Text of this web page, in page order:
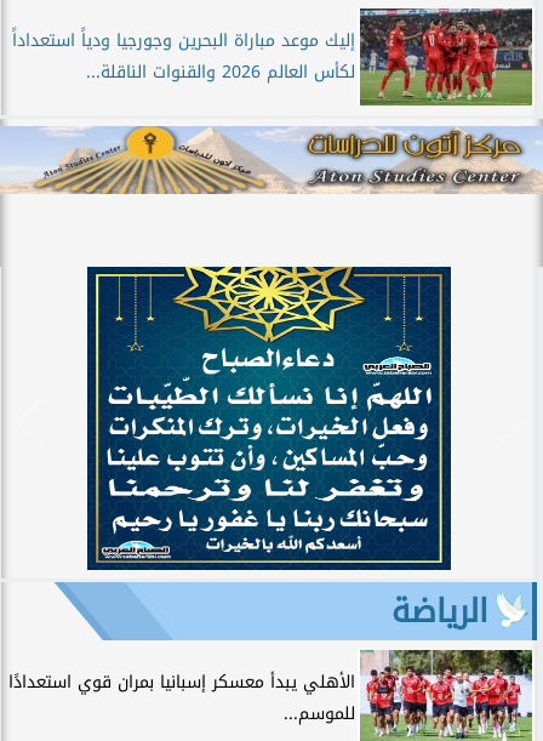
إليك موعد مباراة البحرين وجورجيا ودياً استعداداً
لكأس العالم 2026 والقنوات الناقلة...
الرياضة
الأهلي يبدأ معسكر إسبانيا بمران قوي استعدادًا
للموسم...